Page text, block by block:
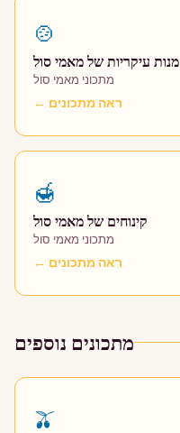
🍲
מנות עיקריות של מאמי סול
מתכוני מאמי סול
← ראה מתכונים
🍯
קינוחים של מאמי סול
מתכוני מאמי סול
← ראה מתכונים
מתכונים נוספים
🫒